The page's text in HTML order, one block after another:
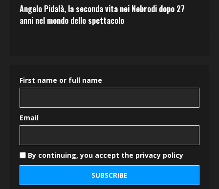
Angelo Pidalà, la seconda vita nei Nebrodi dopo 27
anni nel mondo dello spettacolo
First name or full name
Email
By continuing, you accept the privacy policy